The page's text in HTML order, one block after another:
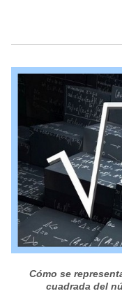
Cómo se
cuadrada del